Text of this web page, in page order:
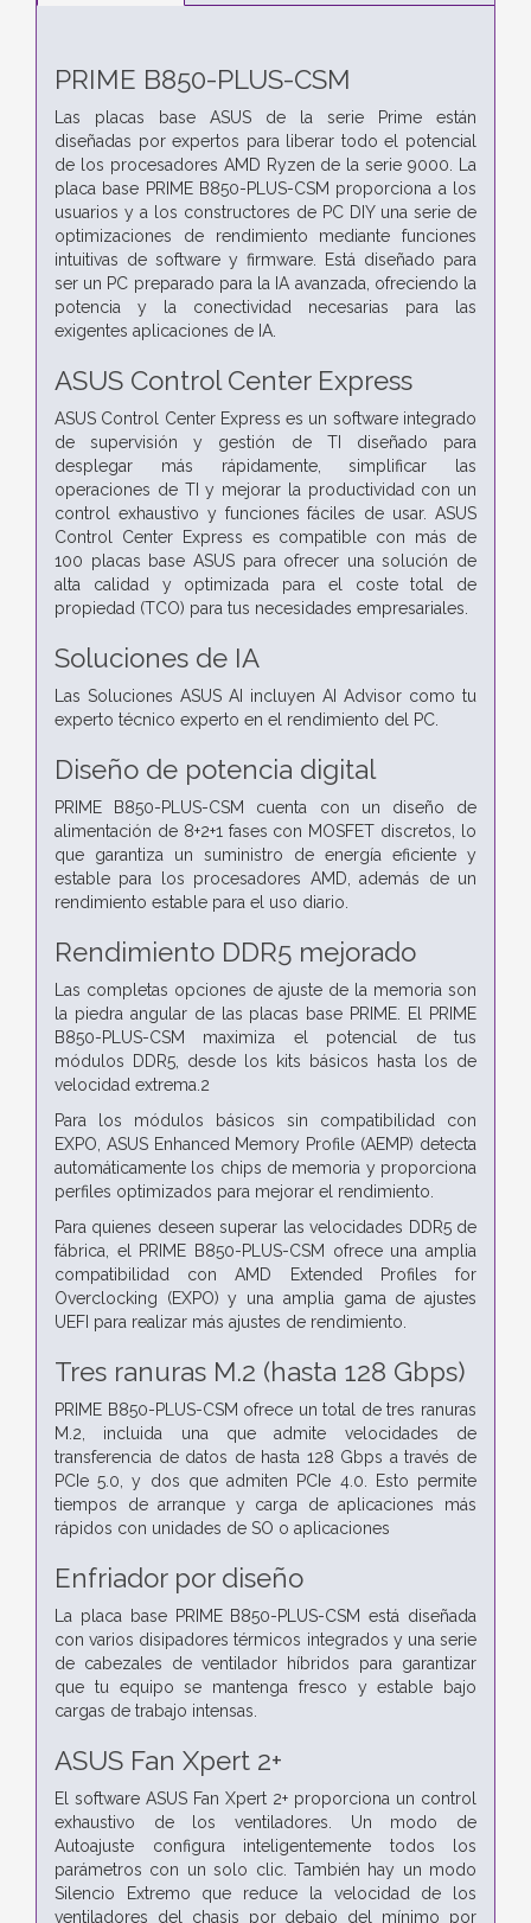
PRIME B850-PLUS-CSM
Las placas base ASUS de la serie Prime están
diseñadas por expertos para liberar todo el potencial
de los procesadores AMD Ryzen de la serie 9000. La
placa base PRIME B850-PLUS-CSM proporciona a los
usuarios y a los constructores de PC DIY una serie de
optimizaciones de rendimiento mediante funciones
intuitivas de software y firmware. Está diseñado para
ser un PC preparado para la IA avanzada, ofreciendo la
potencia y la conectividad necesarias para las
exigentes aplicaciones de IA.
ASUS Control Center Express
ASUS Control Center Express es un software integrado
de supervisión y gestión de TI diseñado para
desplegar más rápidamente, simplificar las
operaciones de TI y mejorar la productividad con un
control exhaustivo y funciones fáciles de usar. ASUS
Control Center Express es compatible con más de
100 placas base ASUS para ofrecer una solución de
alta calidad y optimizada para el coste total de
propiedad (TCO) para tus necesidades empresariales.
Soluciones de IA
Las Soluciones ASUS AI incluyen AI Advisor como tu
experto técnico experto en el rendimiento del PC.
Diseño de potencia digital
PRIME B850-PLUS-CSM cuenta con un diseño de
alimentación de 8+2+1 fases con MOSFET discretos, lo
que garantiza un suministro de energía eficiente y
estable para los procesadores AMD, además de un
rendimiento estable para el uso diario.
Rendimiento DDR5 mejorado
Las completas opciones de ajuste de la memoria son
la piedra angular de las placas base PRIME. El PRIME
B850-PLUS-CSM maximiza el potencial de tus
módulos DDR5, desde los kits básicos hasta los de
velocidad extrema.2
Para los módulos básicos sin compatibilidad con
EXPO, ASUS Enhanced Memory Profile (AEMP) detecta
automáticamente los chips de memoria y proporciona
perfiles optimizados para mejorar el rendimiento.
Para quienes deseen superar las velocidades DDR5 de
fábrica, el PRIME B850-PLUS-CSM ofrece una amplia
compatibilidad con AMD Extended Profiles for
Overclocking (EXPO) y una amplia gama de ajustes
UEFI para realizar más ajustes de rendimiento.
Tres ranuras M.2 (hasta 128 Gbps)
PRIME B850-PLUS-CSM ofrece un total de tres ranuras
M.2, incluida una que admite velocidades de
transferencia de datos de hasta 128 Gbps a través de
PCIe 5.0, y dos que admiten PCIe 4.0. Esto permite
tiempos de arranque y carga de aplicaciones más
rápidos con unidades de SO o aplicaciones
Enfriador por diseño
La placa base PRIME B850-PLUS-CSM está diseñada
con varios disipadores térmicos integrados y una serie
de cabezales de ventilador híbridos para garantizar
que tu equipo se mantenga fresco y estable bajo
cargas de trabajo intensas.
ASUS Fan Xpert 2+
El software ASUS Fan Xpert 2+ proporciona un control
exhaustivo de los ventiladores. Un modo de
Autoajuste configura inteligentemente todos los
parámetros con un solo clic. También hay un modo
Silencio Extremo que reduce la velocidad de los
ventiladores del chasis por debajo del mínimo por